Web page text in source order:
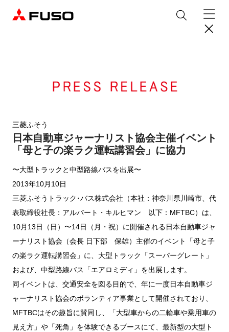
eCanter
Canter EX
小型トラック
Fighter（販売終了モデ
ル）
中型トラック
Rosa
小型バス
Aero Queen/Ace
大型バス
Aero Star
大型バス
産業用エンジン
産業用エンジン
全製品
eモビリティ
中古車
クイックリンク
ボディビルダーポータルサイト
中古車
カタログ請求
トラックコネクト
& バスコネクト
テレマティクスソリューション
パーツ＆アクセサリー
オンラインパーツショップについて
三菱ふそう純正部品
ふそうバリューパーツ
純正アクセサリー
純正油脂ケミカル
純正リマニ部品
純正メンテナンス・車検・点検
FUSO VALUE
材料調査・分析サービス
ふそうの高品質調査 マテリアルラボ
三菱ふそう_ショップ
レスキューマニュアル・電池の回収・リサイクル
購入サポート
プライバシーポリシー
DTFSA: 社員等個人情報の取扱いについて
反社会的勢力に対する基本方針
指定信用情報機関
商品案内
FUSOパワーリース
FUSOあんしんリース
FUSOマイレージリース
オートローン
FUSO VALUE
ラフィットプラス
FUSOリース
FUSOリース カスタマーサポート
重要なお知らせ
お知らせ
ニュースリリース
企業からのお知らせ
お客様へのお知らせ
リコール情報
大型車脱輪事故防止活動について
採用情報
販売店検索
ふそうライフ
三菱ふそう
日本自動車ジャーナリスト協会主催イベント
「母と子の楽ラク運転講習会」に協力
〜大型トラックと中型路線バスを出展〜
2013年10月10日
三菱ふそうトラック･バス株式会社（本社：神奈川県川崎市、代
表取締役社長：アルバート・キルヒマン 以下：MFTBC）は、
10月13日（日）〜14日（月・祝）に開催される日本自動車ジャ
ーナリスト協会（会長 日下部 保雄）主催のイベント「母と子
の楽ラク運転講習会」に、大型トラック「スーパーグレート」
および、中型路線バス「エアロミディ」を出展します。
同イベントは、交通安全を図る目的で、年に一度日本自動車ジ
ャーナリスト協会のボランティア事業として開催されており、
MFTBCはその趣旨に賛同し、「大型車からの二輪車や乗用車の
見え方」や「死角」を体験できるブースにて、最新型の大型ト